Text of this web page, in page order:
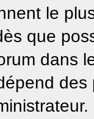
le
que
dans